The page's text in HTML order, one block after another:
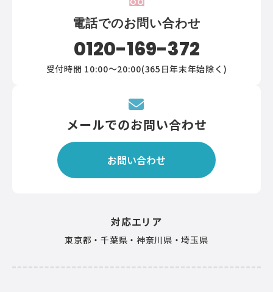
電話でのお問い合わせ
0120-169-372
受付時間 10:00～20:00(365日年末年始除く)
メールでのお問い合わせ
お問い合わせ
対応エリア
東京都・千葉県・神奈川県・埼玉県